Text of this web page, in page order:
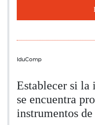
IduComp
Establecer si la
se encuentra
instrumentos